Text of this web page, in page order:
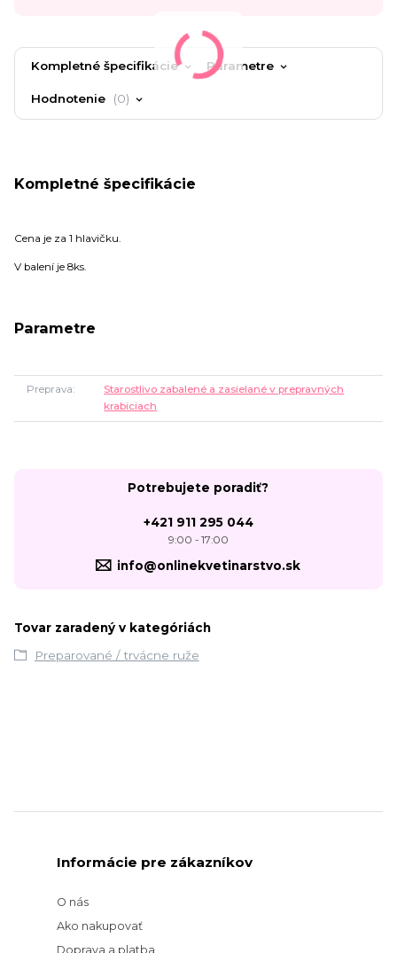
Kompletné špecifikácie Parametre
Hodnotenie 0
Kompletné špecifikácie
Cena je za 1 hlavičku.
V balení je 8ks.
Parametre
Preprava
Starostlivo zabalené a zasielané v prepravných
krabiciach
Potrebujete poradiť?
+421 911 295 044
9:00 - 17:00
info@onlinekvetinarstvo.sk
Tovar zaradený v kategóriách
Preparované / trvácne ruže
Informácie pre zákazníkov
O nás
Ako nakupovať
Doprava a platba